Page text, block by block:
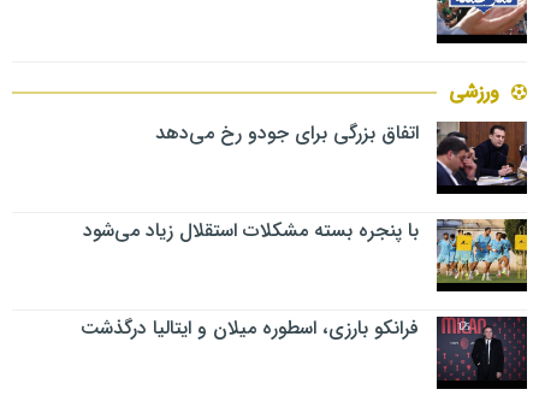
ورزشی
اتفاق بزرگی برای جودو رخ می‌دهد
با پنجره بسته مشکلات استقلال زیاد می‌شود
فرانکو بارزی، اسطوره میلان و ایتالیا درگذشت